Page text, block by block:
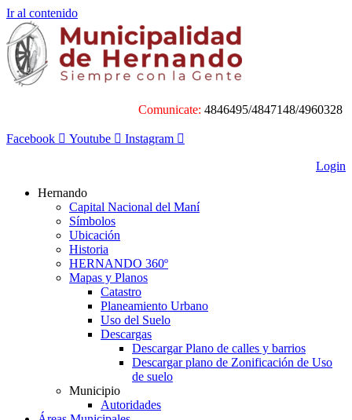
Ir al contenido
Comunicate: 4846495/4847148/4960328
Facebook Youtube Instagram
Login
Hernando
Capital Nacional del Maní
Símbolos
Ubicación
Historia
HERNANDO 360º
Mapas y Planos
Catastro
Planeamiento Urbano
Uso del Suelo
Descargas
Descargar Plano de calles y barrios
Descargar plano de Zonificación de Uso
de suelo
Municipio
Autoridades